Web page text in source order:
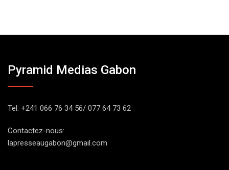
Pyramid Medias Gabon
Tel: +241 066 76 34 56/ 077 64 73 62
Contactez-nous:
lapresseaugabon@gmail.com